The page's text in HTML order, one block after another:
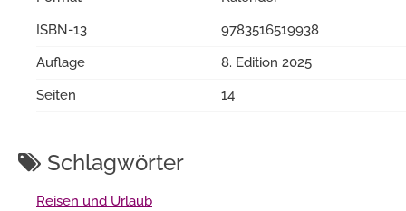
ISBN-13
9783516519938
Auflage
8. Edition 2025
Seiten
14
Schlagwörter
Reisen und Urlaub